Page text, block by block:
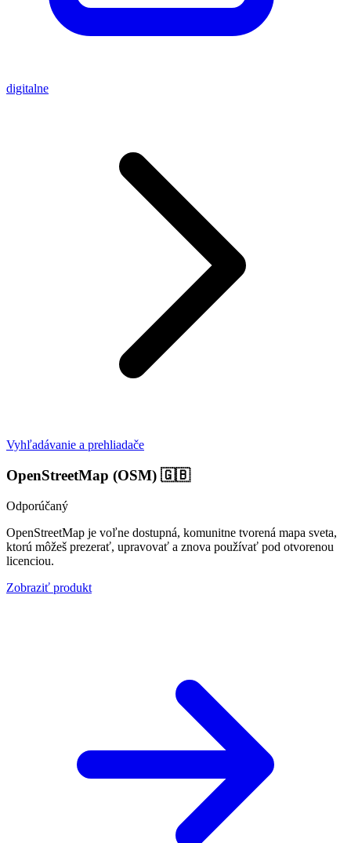
digitalne
Vyhľadávanie a prehliadače
OpenStreetMap (OSM) 🇬🇧
Odporúčaný
OpenStreetMap je voľne dostupná, komunitne tvorená mapa sveta,
ktorú môžeš prezerať, upravovať a znova používať pod otvorenou
licenciou.
Zobraziť produkt